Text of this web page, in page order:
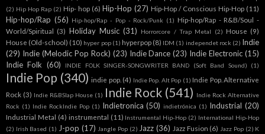
(2) Hip Hop Rap (2) Hip- hop (6) Hip-Hop (27) Hip-Hop / Conscious Hip-Hop (11)
Hip-hop/Rap (56) Hip-hop/Rap - Pop - Rock/Punk (1) Hip-hop/Rap - R&B/Soul -
World/Spiritual (3) Holiday Music (31) Horrorcore / Trap Metal (2) House (9)
House (Old-school) (10) hyper pop (1) hyperpop (8) IDM (1) independet rock (2) Indie
(29) Indie (Melodic Pop Rock) (23) Indie Dance (23) Indie Electronic (15)
Indie Folk (60) INDIE FOLK SINGER-SONGWRITER BAND (Soft Band Sound) (1)
Indie Pop (340) indie pop. (4) Indie Pop. Alt Pop (1) Indie Pop. Alternative
Rock (3) Indie R&BSlap House (1) Indie Rock (541) Indie Rock Alternative
Rock (1) Indie RockIndie Pop (1) Indietronica (50) indietrónica (1) Industrial (20)
Industrial Metal (4) instrumental (11) Instrumental Hip-Hop (2) International Hip-Hop
(2) Irish Based (1) J-pop (17) Jangle Pop (2) Jazz (36) Jazz Fusion (6) Jazz Pop (2) K